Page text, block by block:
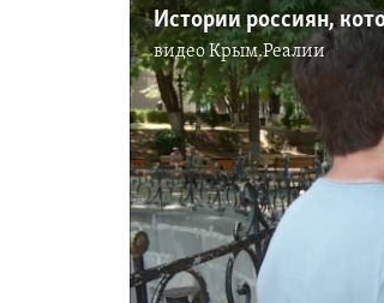
видеоКрым.Реалии